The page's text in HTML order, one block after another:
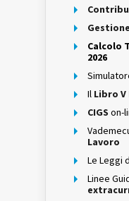
Calcolo
2026
Il Libro
CIGS on-
Lavoro
Le Leggi
Linee